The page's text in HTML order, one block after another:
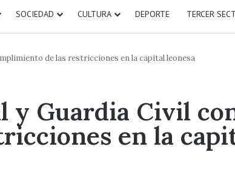
SOCIEDAD CULTURA DEPORTE TERCER
de las restricciones en la capital leonesa
y Guardia Civil
en la